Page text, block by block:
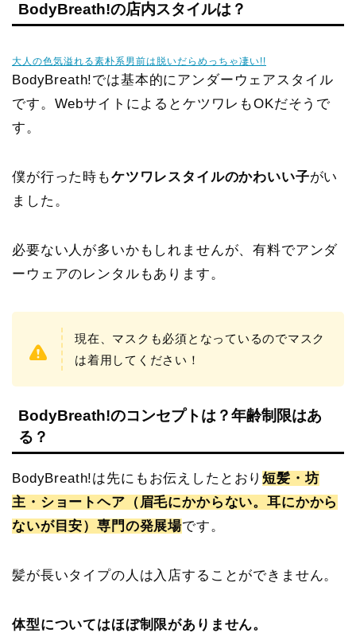
BodyBreath!の店内スタイルは？
大人の色気溢れる素朴系男前は脱いだらめっちゃ凄い!!
BodyBreath!では基本的にアンダーウェアスタイル
です。WebサイトによるとケツワレもOKだそうで
す。
僕が行った時もケツワレスタイルのかわいい子がい
ました。
必要ない人が多いかもしれませんが、有料でアンダ
ーウェアのレンタルもあります。
現在、マスクも必須となっているのでマスク
は着用してください！
BodyBreath!のコンセプトは？年齢制限はあ
る？
BodyBreath!は先にもお伝えしたとおり短髪・坊
主・ショートヘア（眉毛にかからない。耳にかから
ないが目安）専門の発展場です。
髪が長いタイプの人は入店することができません。
体型についてはほぼ制限がありません。